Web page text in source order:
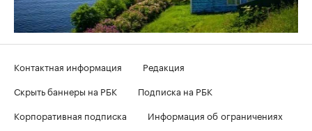
Контактная информация
Редакция
Скрыть баннеры на РБК
Подписка на РБК
Корпоративная подписка
Информация об ограничениях